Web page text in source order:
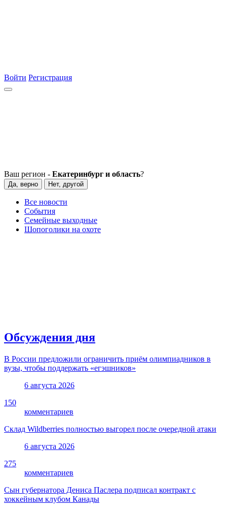
Войти Регистрация
Ваш регион - Екатеринбург и область?
Да, верно Нет, другой
Все новости
События
Семейные выходные
Шопоголики на охоте
Обсуждения дня
В России предложили ограничить приём олимпиадников в
вузы, чтобы поддержать «егэшников»
6 августа 2026
150
комментариев
Склад Wildberries полностью выгорел после очередной атаки
6 августа 2026
275
комментариев
Сын губернатора Дениса Паслера подписал контракт с
хоккейным клубом Канады